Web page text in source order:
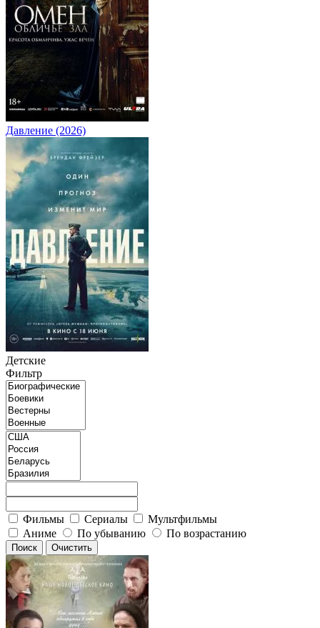
Давление (2026)
Детские
Фильтр
Фильмы Сериалы
Мультфильмы
Аниме
По убыванию По возрастанию